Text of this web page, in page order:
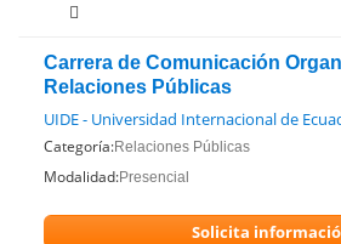
Carrera de Comunicación
Relaciones Públicas
UIDE - Universidad Internacional de
Categoría:Relaciones Públicas
Modalidad:Presencial
Solicita